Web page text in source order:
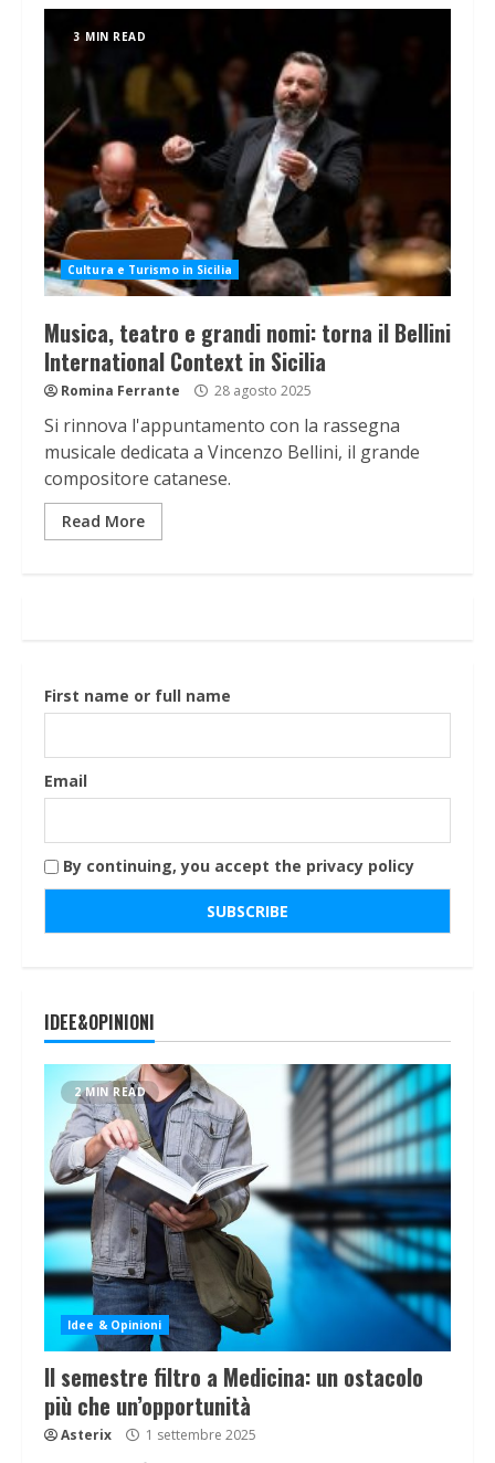
3 MIN READ
Cultura e Turismo in Sicilia
Musica, teatro e grandi nomi: torna il Bellini
International Context in Sicilia
Romina Ferrante 28 agosto 2025
Si rinnova l'appuntamento con la rassegna
musicale dedicata a Vincenzo Bellini, il grande
compositore catanese.
Read More
First name or full name
Email
By continuing, you accept the privacy policy
IDEE&OPINIONI
2 MIN READ
Idee & Opinioni
Il semestre filtro a Medicina: un ostacolo
più che un’opportunità
Asterix 1 settembre 2025